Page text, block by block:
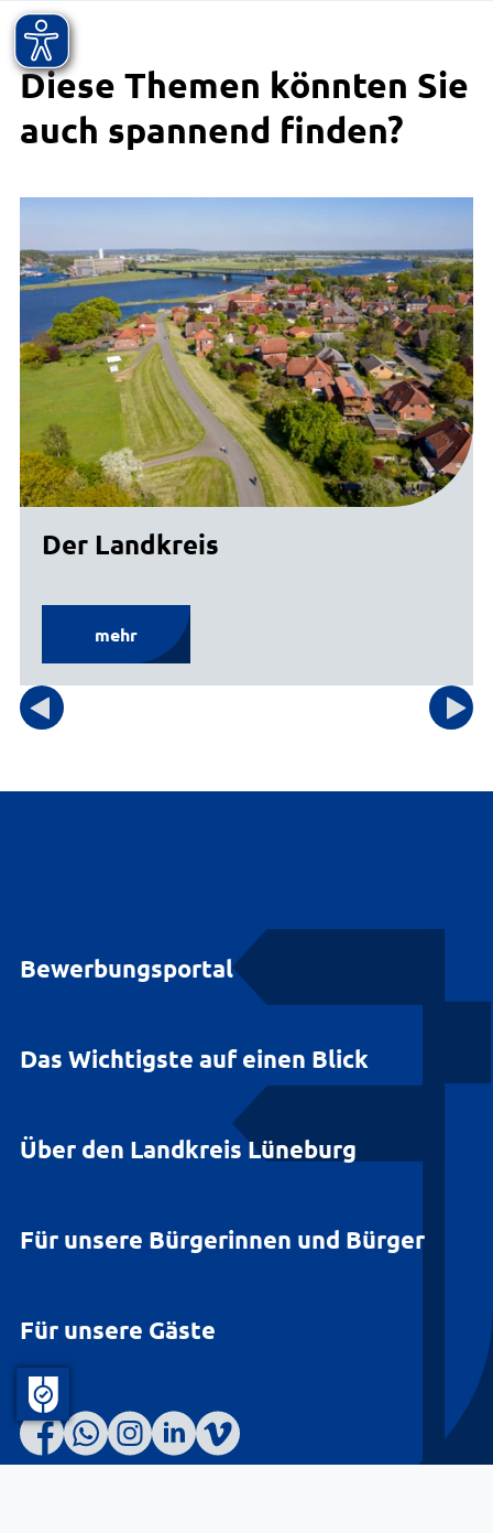
Diese Themen könnten Sie
auch spannend finden?
Der Landkreis
mehr
Bewerbungsportal
Das Wichtigste auf einen Blick
Über den Landkreis Lüneburg
Für unsere Bürgerinnen und Bürger
Für unsere Gäste